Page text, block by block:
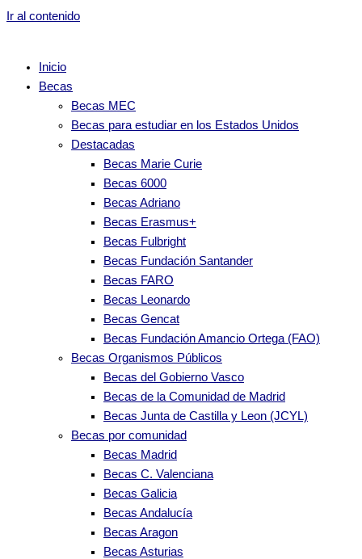
Ir al contenido
Inicio
Becas
Becas MEC
Becas para estudiar en los Estados Unidos
Destacadas
Becas Marie Curie
Becas 6000
Becas Adriano
Becas Erasmus+
Becas Fulbright
Becas Fundación Santander
Becas FARO
Becas Leonardo
Becas Gencat
Becas Fundación Amancio Ortega (FAO)
Becas Organismos Públicos
Becas del Gobierno Vasco
Becas de la Comunidad de Madrid
Becas Junta de Castilla y Leon (JCYL)
Becas por comunidad
Becas Madrid
Becas C. Valenciana
Becas Galicia
Becas Andalucía
Becas Aragon
Becas Asturias